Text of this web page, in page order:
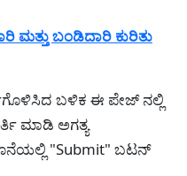
ಮತ್ತು ಬಂಡಿದಾರಿ ಕುರಿತು
ಬಳಿಕ ಈ ಪೇಜ್ ನಲ್ಲಿ
ಮಾಡಿ ಅಗತ್ಯ
"Submit" ಬಟನ್